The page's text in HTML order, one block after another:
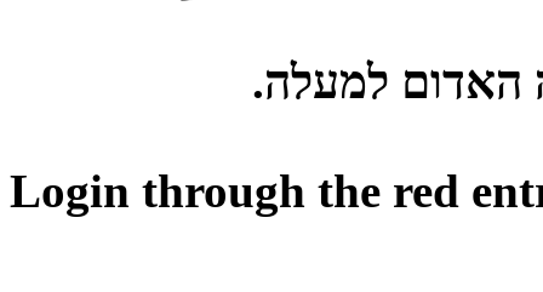
האדום למעלה.
Login through the red